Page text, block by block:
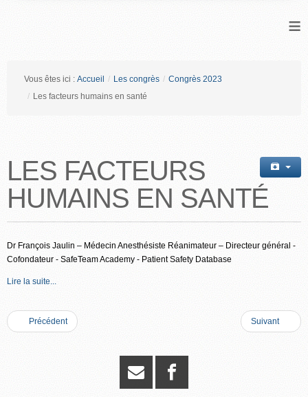
≡
Vous êtes ici : Accueil / Les congrès / Congrès 2023
/ Les facteurs humains en santé
LES FACTEURS
HUMAINS EN SANTÉ
Dr François Jaulin – Médecin Anesthésiste Réanimateur – Directeur général -
Cofondateur - SafeTeam Academy - Patient Safety Database
Lire la suite...
Précédent Suivant